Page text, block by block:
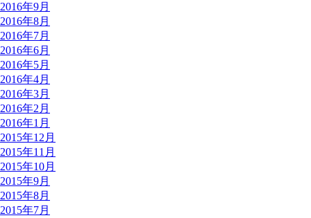
2016年9月
2016年8月
2016年7月
2016年6月
2016年5月
2016年4月
2016年3月
2016年2月
2016年1月
2015年12月
2015年11月
2015年10月
2015年9月
2015年8月
2015年7月